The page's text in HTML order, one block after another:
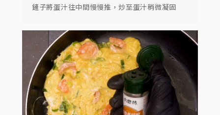
鏟子將蛋汁往中間慢慢推，炒至蛋汁稍微凝固